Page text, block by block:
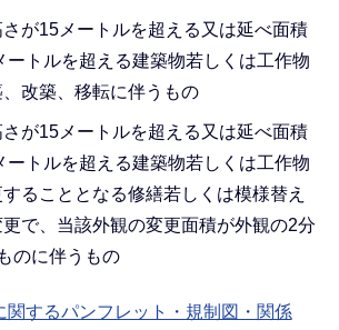
が15メートルを超える又は延べ面積
ートルを超える建築物若しくは工作物
改築、移転に伴うもの
が15メートルを超える又は延べ面積
ートルを超える建築物若しくは工作物
ることとなる修繕若しくは模様替え
で、当該外観の変更面積が外観の2分
のに伴うもの
関するパンフレット・規制図・関係